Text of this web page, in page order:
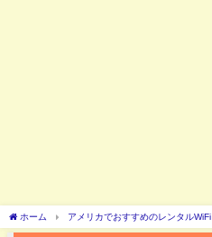
ホーム アメリカでおすすめのレンタルWiFi